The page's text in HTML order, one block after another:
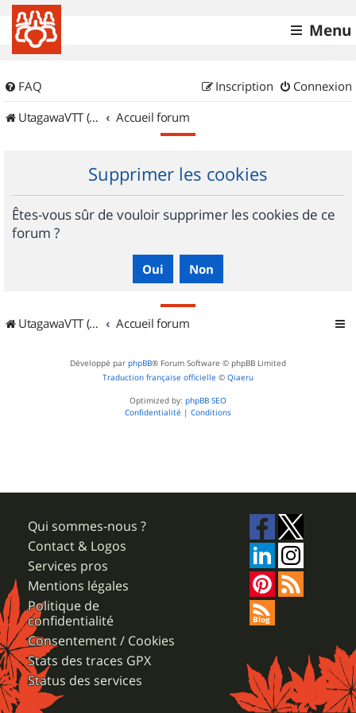
Menu
FAQ Connexion
Inscription
UtagawaVTT (Randos VTT et VTTAE avec traces GPS)
Accueil forum
Supprimer les cookies
Êtes-vous sûr de vouloir supprimer les cookies de ce
forum ?
UtagawaVTT (Randos VTT et VTTAE avec traces GPS) Accueil forum
Développé par phpBB® Forum Software © phpBB Limited
Traduction française officielle © Qiaeru
Optimized by: phpBB SEO
Confidentialité | Conditions
Qui sommes-nous ?
Contact & Logos
Services pros
Mentions légales
Politique de
confidentialité
Consentement / Cookies
Stats des traces GPX
Status des services